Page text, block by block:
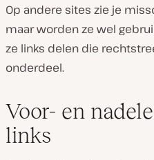
Op andere sites zie je
maar worden ze wel
ze links delen die
onderdeel.
Voor- en
links